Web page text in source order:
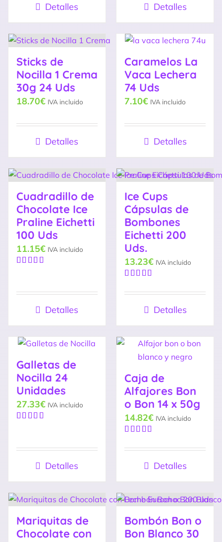
Detalles Detalles
Sticks de
Nocilla 1 Crema
30g 24 Uds
18.70€ IVA incluido
Detalles
Caramelos La
Vaca Lechera
74 Uds
7.10€ IVA incluido
Detalles
Cuadradillo de
Chocolate Ice
Praline Eichetti
100 Uds
11.15€ IVA incluido
Detalles
Ice Cups
Cápsulas de
Bombones
Eichetti 200
Uds.
con4.85de
13.23€ IVA incluido
Detalles
Galletas de
Nocilla 24
Unidades
27.33€ IVA incluido
Detalles
Caja de
Alfajores Bon
o Bon 14 x 50g
con5.00de
14.82€ IVA incluido
Detalles
Mariquitas de
Chocolate con
Bombón Bon o
Bon Blanco 30